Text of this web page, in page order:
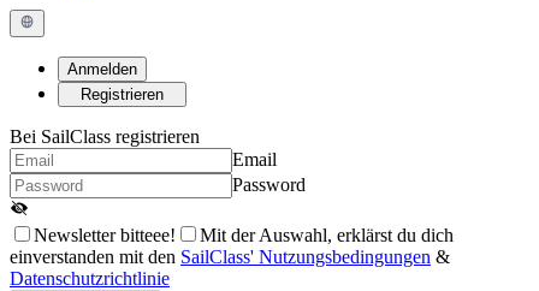
Anmelden
Registrieren
Bei SailClass registrieren
Email
Password
Newsletter bitteee!
Mit der Auswahl, erklärst du dich
einverstanden mit den SailClass' Nutzungsbedingungen &
Datenschutzrichtlinie